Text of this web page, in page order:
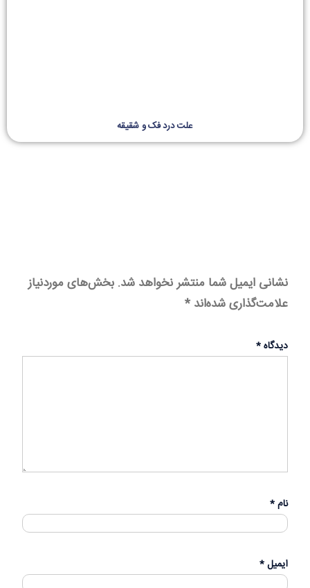
علت درد فک و شقیقه
نشانی ایمیل شما منتشر نخواهد شد. بخش‌های موردنیاز
علامت‌گذاری شده‌اند *
دیدگاه*
نام*
ایمیل*